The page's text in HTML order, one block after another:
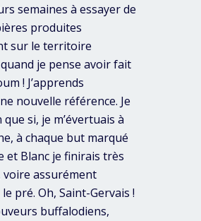
semaines à essayer de
produites
sur le territoire
je pense avoir fait
! J’apprends
nouvelle référence. Je
si, je m’évertuais à
à chaque but marqué
et Blanc je finirais très
assurément
pré. Oh, Saint-Gervais !
buffalodiens,